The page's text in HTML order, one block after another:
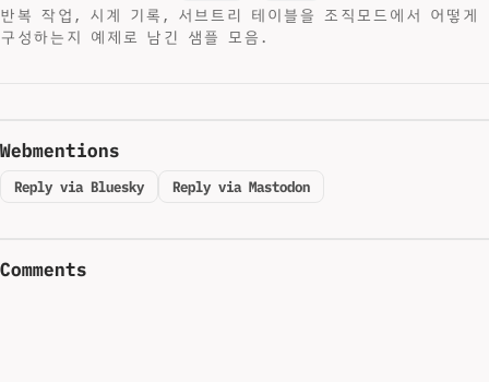
반복 작업, 시계 기록, 서브트리 테이블을 조직모드에서 어떻게
구성하는지 예제로 남긴 샘플 모음.
Webmentions
Reply via Bluesky Reply via Mastodon
Comments